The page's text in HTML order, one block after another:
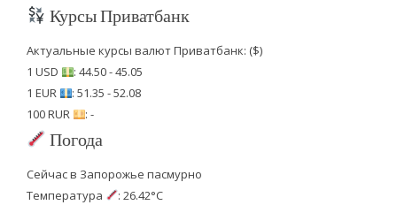
Курсы Приватбанк
Актуальные курсы валют Приватбанк: ($)
1 USD
: 44.50 - 45.05
1 EUR
: 51.35 - 52.08
100 RUR
: -
Погода
Сейчас в Запорожье пасмурно
Температура
: 26.42°C